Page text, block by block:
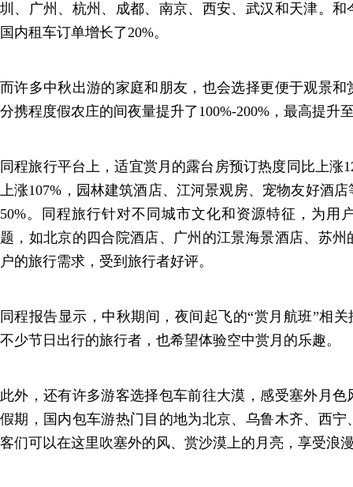
圳、广州、杭州、成都、南京、西安、武汉和天津。
国内租车订单增长了20%。
而许多中秋出游的家庭和朋友，也会选择更便于观景
分携程度假农庄的间夜量提升了100%-200%，最高提升
同程旅行平台上，适宜赏月的露台房预订热度同比上涨
上涨107%，园林建筑酒店、江河景观房、宠物友好酒
50%。同程旅行针对不同城市文化和资源特征，为用
题，如北京的四合院酒店、广州的江景海景酒店、苏
户的旅行需求，受到旅行者好评。
同程报告显示，中秋期间，夜间起飞的“赏月航班”相
不少节日出行的旅行者，也希望体验空中赏月的乐趣。
此外，还有许多游客选择包车前往大漠，感受塞外月
假期，国内包车游热门目的地为北京、乌鲁木齐、西
客们可以在这里吹塞外的风、赏沙漠上的月亮，享受浪